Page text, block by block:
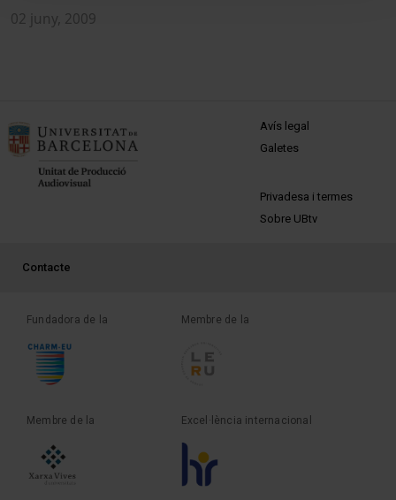
02 juny, 2009
MENÚ PEU 1
Avís legal
Galetes
PEU 2
Privadesa i termes
Sobre UBtv
PEU 3
Contacte
Fundadora de la Membre de la
Membre de la Excel·lència internacional